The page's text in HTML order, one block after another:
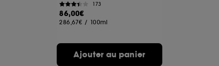
173
86,00€
286,67€ / 100ml
Ajouter au panier